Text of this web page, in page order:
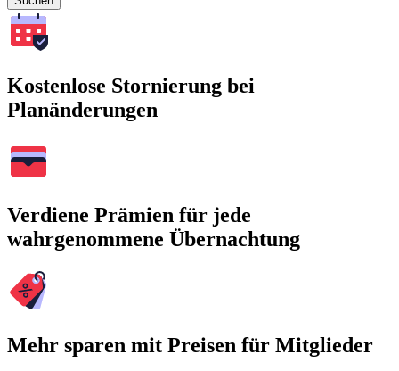
Kostenlose Stornierung bei
Planänderungen
Verdiene Prämien für jede
wahrgenommene Übernachtung
Mehr sparen mit Preisen für Mitglieder